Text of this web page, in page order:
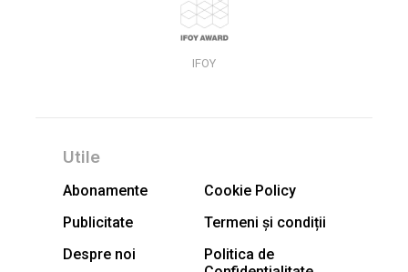
IFOY
Utile
Abonamente
Cookie Policy
Publicitate
Termeni și condiții
Despre noi
Politica de